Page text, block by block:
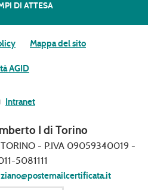
DI ATTESA
Mappa del sito
AGID
Intranet
I di Torino
- P.IVA 09059340019 -
5081111